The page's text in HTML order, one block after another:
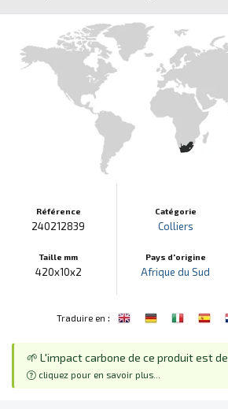
Référence
240212839
Taille mm
420x10x2
Catégorie
Colliers
Pays d'origine
Afrique du Sud
Traduire en :
🌱 L'impact carbone de ce produit est de
cliquez pour en savoir plus...